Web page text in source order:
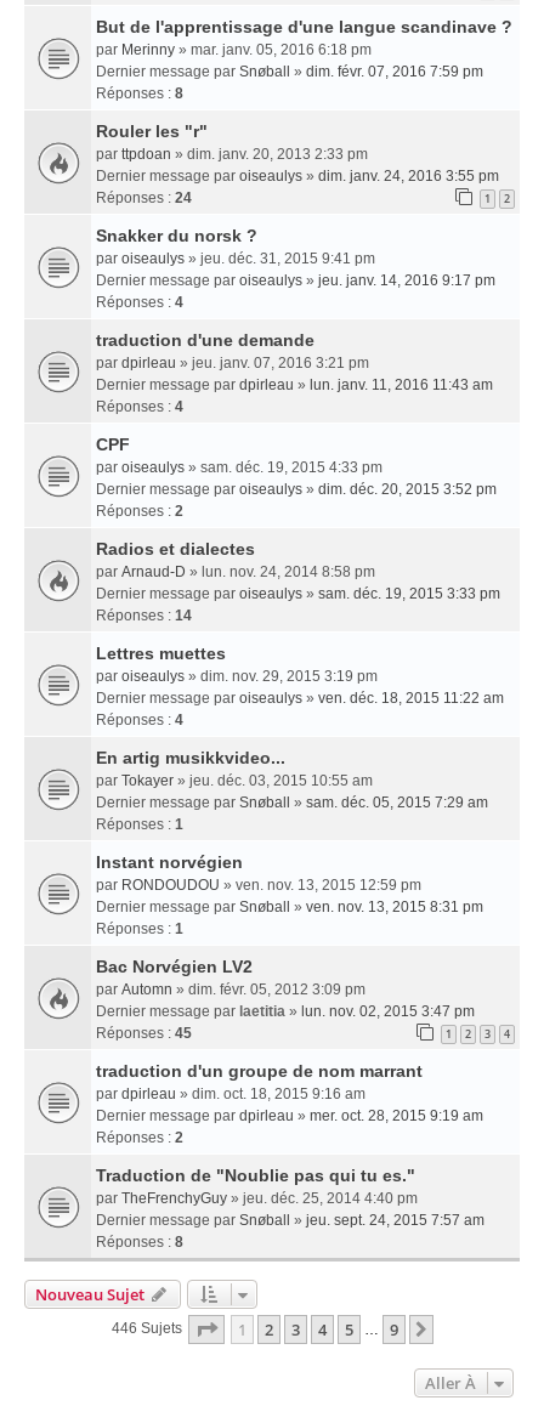
But de l'apprentissage d'une langue scandinave ?
par Merinny » mar. janv. 05, 2016 6:18 pm
Dernier message par Snøball » dim. févr. 07, 2016 7:59 pm
Réponses : 8
Rouler les "r"
par ttpdoan » dim. janv. 20, 2013 2:33 pm
Dernier message par oiseaulys » dim. janv. 24, 2016 3:55 pm
Réponses : 24 1 2
Snakker du norsk ?
par oiseaulys » jeu. déc. 31, 2015 9:41 pm
Dernier message par oiseaulys » jeu. janv. 14, 2016 9:17 pm
Réponses : 4
traduction d'une demande
par dpirleau » jeu. janv. 07, 2016 3:21 pm
Dernier message par dpirleau » lun. janv. 11, 2016 11:43 am
Réponses : 4
CPF
par oiseaulys » sam. déc. 19, 2015 4:33 pm
Dernier message par oiseaulys » dim. déc. 20, 2015 3:52 pm
Réponses : 2
Radios et dialectes
par Arnaud-D » lun. nov. 24, 2014 8:58 pm
Dernier message par oiseaulys » sam. déc. 19, 2015 3:33 pm
Réponses : 14
Lettres muettes
par oiseaulys » dim. nov. 29, 2015 3:19 pm
Dernier message par oiseaulys » ven. déc. 18, 2015 11:22 am
Réponses : 4
En artig musikkvideo...
par Tokayer » jeu. déc. 03, 2015 10:55 am
Dernier message par Snøball » sam. déc. 05, 2015 7:29 am
Réponses : 1
Instant norvégien
par RONDOUDOU » ven. nov. 13, 2015 12:59 pm
Dernier message par Snøball » ven. nov. 13, 2015 8:31 pm
Réponses : 1
Bac Norvégien LV2
par Automn » dim. févr. 05, 2012 3:09 pm
Dernier message par laetitia » lun. nov. 02, 2015 3:47 pm
Réponses : 45 1 2 3 4
traduction d'un groupe de nom marrant
par dpirleau » dim. oct. 18, 2015 9:16 am
Dernier message par dpirleau » mer. oct. 28, 2015 9:19 am
Réponses : 2
Traduction de "Noublie pas qui tu es."
par TheFrenchyGuy » jeu. déc. 25, 2014 4:40 pm
Dernier message par Snøball » jeu. sept. 24, 2015 7:57 am
Réponses : 8
Nouveau Sujet
446 Sujets Page 1Sur9
1 2 3 4 5 … 9
Aller À